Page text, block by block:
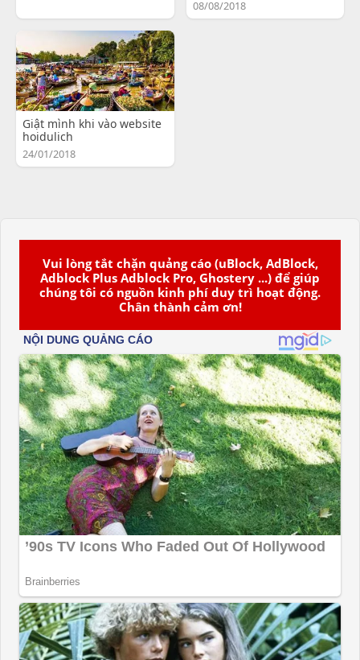
Vui lòng tắt chặn quảng cáo (uBlock, AdBlock,
Adblock Plus Adblock Pro, Ghostery ...) để giúp
chúng tôi có nguồn kinh phí duy trì hoạt động.
Chân thành cảm ơn!
08/08/2018
Giật mình khi vào website
hoidulich
24/01/2018